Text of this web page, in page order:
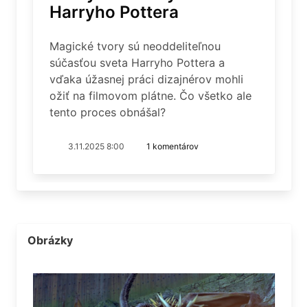
Harryho Pottera
Magické tvory sú neoddeliteľnou
súčasťou sveta Harryho Pottera a
vďaka úžasnej práci dizajnérov mohli
ožiť na filmovom plátne. Čo všetko ale
tento proces obnášal?
3.11.2025 8:00 1 komentárov
Obrázky